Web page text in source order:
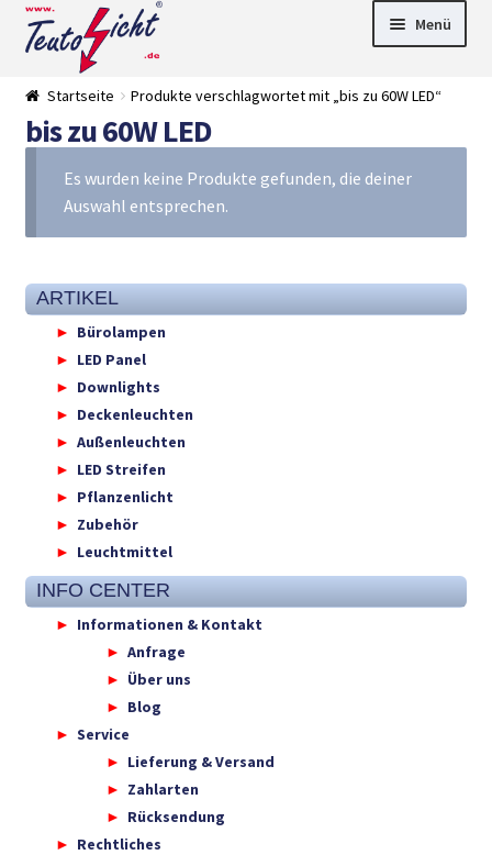
Zur
Navigation
springen
Springe
zum
Menü
►
t
Downlights
►
Deckenleuch
►
►
Versandarten
► Zahlarten
Startseite Produkte verschlagwortet mit „bis zu 60W LED“
bis zu 60W LED
Es wurden keine Produkte gefunden, die deiner
Auswahl entsprechen.
ARTIKEL
Bürolampen
LED Panel
Downlights
Deckenleuchten
Außenleuchten
LED Streifen
Pflanzenlicht
Zubehör
Leuchtmittel
INFO CENTER
Informationen & Kontakt
Anfrage
Über uns
Blog
Service
Lieferung & Versand
Zahlarten
Rücksendung
Rechtliches